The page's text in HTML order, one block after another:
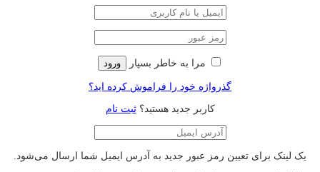
مرا به خاطر بسپار ورود
گذرواژه خود را فراموش کرده اید؟
کاربر جدید هستید؟ثبت نام
یک لینک برای تعیین رمز عبور جدید به آدرس ایمیل شما ارسال می‌شود.